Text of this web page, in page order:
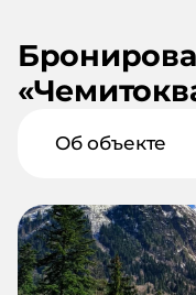
Об объекте